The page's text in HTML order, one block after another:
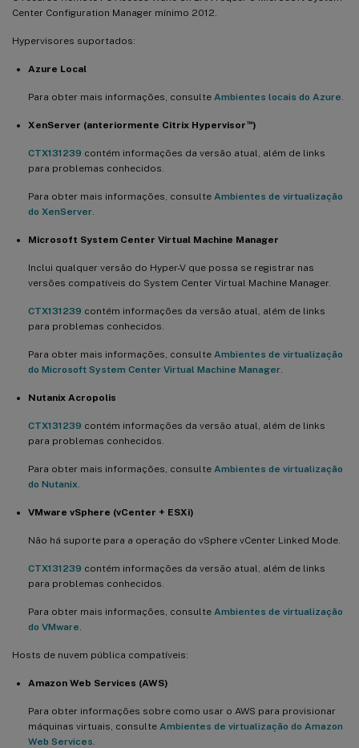
Center Configuration Manager mínimo 2012.
Hypervisores suportados:
Azure Local
Para obter mais informações, consulte Ambientes locais do Azure
XenServer (anteriormente Citrix Hypervisor ™)
CTX131239 contém informações da versão atual, além de links
para problemas conhecidos.
Para obter mais informações, consulte Ambientes de virtualização
do XenServer
Microsoft System Center Virtual Machine Manager
Inclui qualquer versão do Hyper-V que possa se registrar nas
versões compatíveis do System Center Virtual Machine Manager.
CTX131239 contém informações da versão atual, além de links
para problemas conhecidos.
Para obter mais informações, consulte Ambientes de virtualização
do Microsoft System Center Virtual Machine Manager
Nutanix Acropolis
CTX131239 contém informações da versão atual, além de links
para problemas conhecidos.
Para obter mais informações, consulte Ambientes de virtualização
do Nutanix
VMware vSphere (vCenter + ESXi)
Não há suporte para a operação do vSphere vCenter Linked Mode.
CTX131239 contém informações da versão atual, além de links
para problemas conhecidos.
Para obter mais informações, consulte Ambientes de virtualização
do VMware
Hosts de nuvem pública compatíveis:
Amazon Web Services (AWS)
Para obter informações sobre como usar o AWS para provisionar
máquinas virtuais, consulte Ambientes de virtualização do Amazon
Web Services